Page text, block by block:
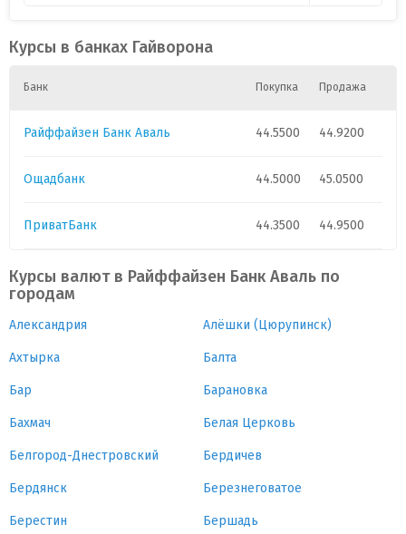
Курсы в банках Гайворона
Банк Покупка Продажа
Райффайзен Банк Аваль 44.5500 44.9200
Ощадбанк 44.5000 45.0500
ПриватБанк 44.3500 44.9500
Курсы валют в Райффайзен Банк Аваль по
городам
Александрия Алёшки (Цюрупинск)
Ахтырка Балта
Бар Барановка
Бахмач Белая Церковь
Белгород-Днестровский Бердичев
Бердянск Березнеговатое
Берестин Бершадь